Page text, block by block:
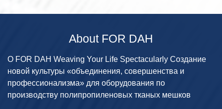
About FOR DAH
О FOR DAH Weaving Your Life Spectacularly Создание
новой культуры «объединения, совершенства и
профессионализма» для оборудования по
производству полипропиленовых тканых мешков